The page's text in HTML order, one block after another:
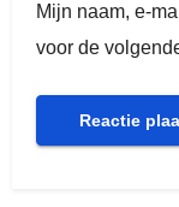
Mijn naam, e-
voor de